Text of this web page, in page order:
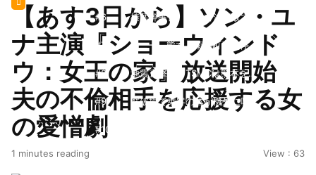
由に
月1日付人事異動を発表
#6 榛葉幹事長、辺野古沖事故で
「地元メディアの報道不足」指摘 那覇
訪問中
#7 ソニー、熊本・菊陽町拠点停
止 復旧見通し立たず 半導体集積地に
懸念
#8 地震直撃でもTSMCは熊本を見
限らない…先端半導体工場建設は継続
#9 窓破損で乗客の体が機外に吸い
出される ギリシャ発航空機が緊急着陸
#10
【あす3日から】ソン・ユ
ナ主演『ショーウィンド
ウ：女王の家』放送開始
夫の不倫相手を応援する女
の愛憎劇
1 minutes reading View : 63